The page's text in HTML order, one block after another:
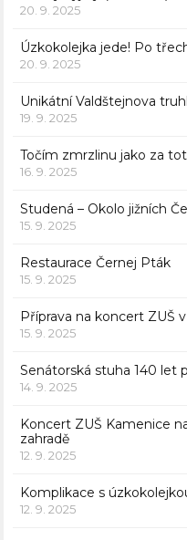
20. 9. 2025
Úzkokolejka jede! Po
20. 9. 2025
Unikátní Valdštejnova
19. 9. 2025
Točím zmrzlinu jako za
16. 9. 2025
Studená – Okolo jižních
15. 9. 2025
Restaurace Černej Pták
15. 9. 2025
Příprava na koncert ZUŠ
15. 9. 2025
Senátorská stuha 140 let
14. 9. 2025
Koncert ZUŠ Kamenice
zahradě
12. 9. 2025
Komplikace s
12. 9. 2025